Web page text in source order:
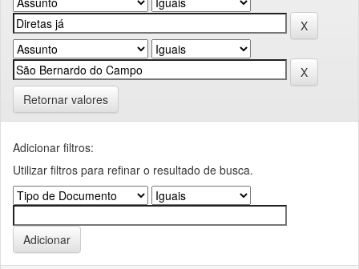
Retornar valores
Adicionar filtros:
Utilizar filtros para refinar o resultado de busca.